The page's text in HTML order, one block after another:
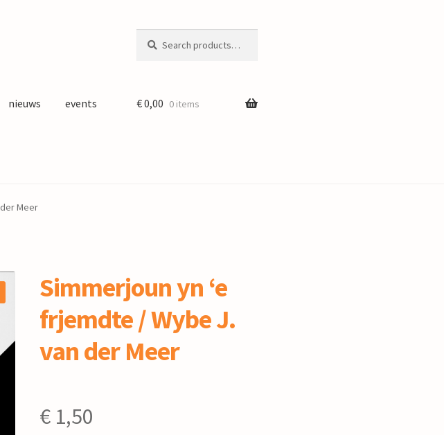
for:
nieuws events €0,00 0 items
Meer
Simmerjoun yn ‘e
frjemdte / Wybe J.
van der Meer
€1,50